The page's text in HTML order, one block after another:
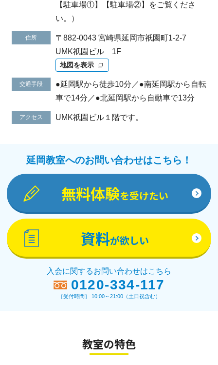
【駐車場①】【駐車場②】をご覧くださ
い。）
住所
〒882-0043 宮崎県延岡市祇園町1-2-7
UMK祇園ビル 1F
地図を表示
交通手段
●延岡駅から徒歩10分／●南延岡駅から自転
車で14分／●北延岡駅から自動車で13分
アクセス UMK祇園ビル１階です。
延岡教室へのお問い合わせはこちら！
無料体験を受けたい
資料が欲しい
入会に関するお問い合わせはこちら
0120-334-117
［受付時間］ 10:00～21:00（土日祝含む）
教室の特色